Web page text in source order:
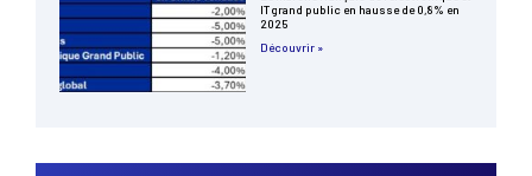
IT grand public en hausse de 0,8% en
2025
Découvrir »